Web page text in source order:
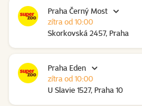
Praha Černý Most
Skorkovská 2457, Praha
zítra od 10:00
Praha Eden
U Slavie 1527, Praha 10
zítra od 10:00